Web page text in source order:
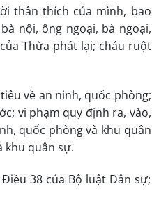
thân thích của mình, bao
nội, ông ngoại, bà ngoại,
Thừa phát lại; cháu ruột
về an ninh, quốc phòng;
vi phạm quy định ra, vào,
quốc phòng và khu quân
khu quân sự.
38 của Bộ luật Dân sự;